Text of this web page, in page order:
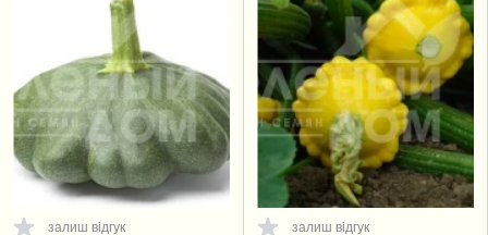
залиш відгук залиш відгук